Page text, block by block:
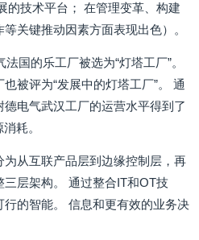
的技术平台； 在管理变革、构建
关键推动因素方面表现出色）。
国的乐工厂被选为“灯塔工厂”。
被评为“发展中的灯塔工厂”。 通
电气武汉工厂的运营水平得到了
耗。
从互联产品层到边缘控制层，再
层架构。 通过整合IT和OT技
的智能。 信息和更有效的业务决